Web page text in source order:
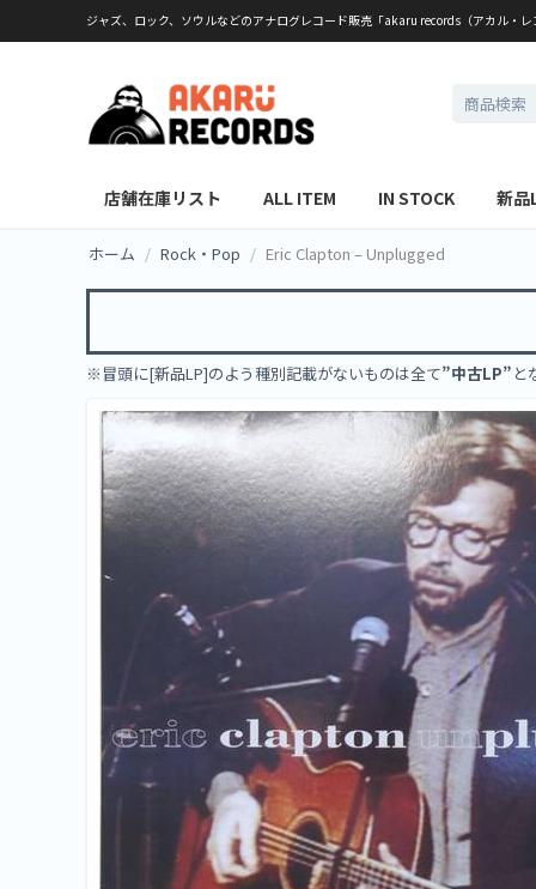
ジャズ、ロック、ソウルなどのアナログレコード販売「akaru records（アカル・レ
店舗在庫リスト ALL ITEM IN STOCK 新品
ホーム / Rock・Pop / Eric Clapton – Unplugged
※冒頭に[新品LP]のよう種別記載がないものは全て”中古LP” と